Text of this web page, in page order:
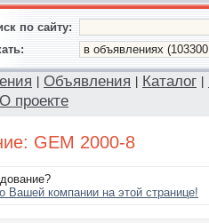
по сайту:
Объявления Каталог
О проекте
GEM 2000-8
Вашей компании на этой странице!